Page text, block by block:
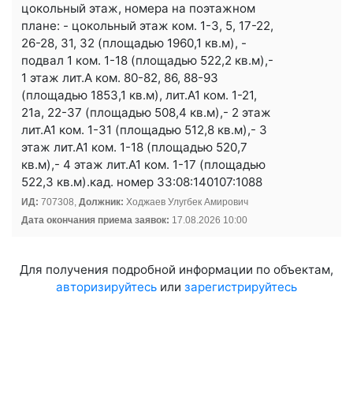
цокольный этаж, номера на поэтажном
плане: - цокольный этаж ком. 1-3, 5, 17-22,
26-28, 31, 32 (площадью 1960,1 кв.м), -
подвал 1 ком. 1-18 (площадью 522,2 кв.м),-
1 этаж лит.А ком. 80-82, 86, 88-93
(площадью 1853,1 кв.м), лит.А1 ком. 1-21,
21а, 22-37 (площадью 508,4 кв.м),- 2 этаж
лит.А1 ком. 1-31 (площадью 512,8 кв.м),- 3
этаж лит.А1 ком. 1-18 (площадью 520,7
кв.м),- 4 этаж лит.А1 ком. 1-17 (площадью
522,3 кв.м).кад. номер 33:08:140107:1088
ИД: 707308, Должник: Ходжаев Улугбек Амирович
Дата окончания приема заявок: 17.08.2026 10:00
Для получения подробной информации по объектам,
авторизируйтесь или зарегистрируйтесь